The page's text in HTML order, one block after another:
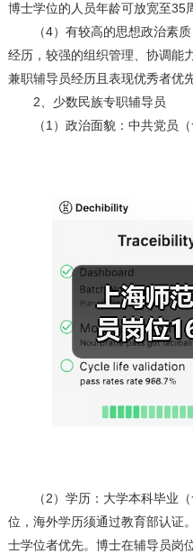
博士学位的人员年龄可放宽至35
（4）有较高的思想政治素质
经历，较强的组织管理、协调能
兼职辅导员经历且表现优秀者优先
2、少数民族专职辅导员
（1）政治面貌：中共党员（
（2）学历：大学本科毕业（
位，海外学历须通过教育部认证
士学位者优先。博士在辅导员岗